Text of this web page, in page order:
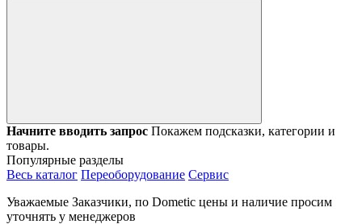
Начните вводить запрос Покажем подсказки, категории и
товары.
Популярные разделы
Весь каталог Переоборудование Сервис
Уважаемые Заказчики, по Dometic цены и наличие просим
уточнять у менеджеров